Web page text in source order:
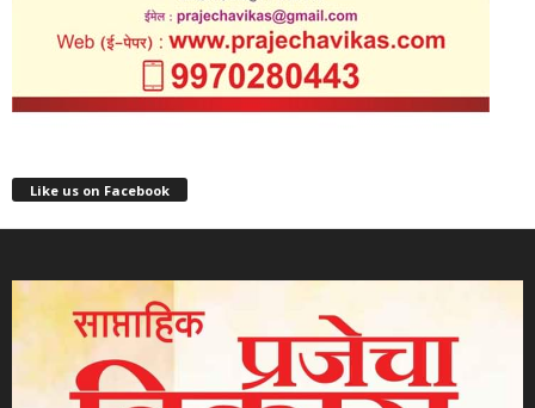
Like us on Facebook